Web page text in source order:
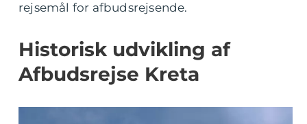
rejsemål for afbudsrejsende.
Historisk udvikling af
Afbudsrejse Kreta